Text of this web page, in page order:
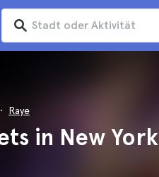
Raye
in New York